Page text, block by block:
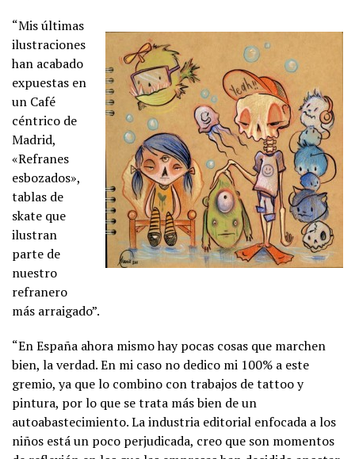
“Mis últimas
ilustraciones
han acabado
expuestas en
un Café
céntrico de
Madrid,
«Refranes
esbozados»,
tablas de
skate que
ilustran
parte de
nuestro
refranero
más arraigado”.
“En España ahora mismo hay pocas cosas que marchen
bien, la verdad. En mi caso no dedico mi 100% a este
gremio, ya que lo combino con trabajos de tattoo y
pintura, por lo que se trata más bien de un
autoabastecimiento. La industria editorial enfocada a los
niños está un poco perjudicada, creo que son momentos